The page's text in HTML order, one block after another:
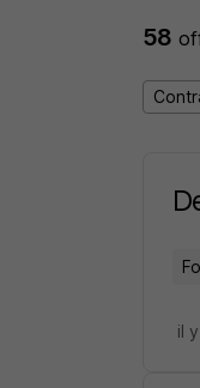
58
il